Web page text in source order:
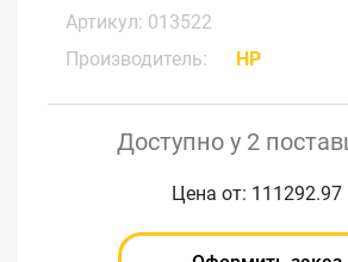
Артикул: 013522
Производитель:
HP
Доступно у 2
Цена от: 111292.97